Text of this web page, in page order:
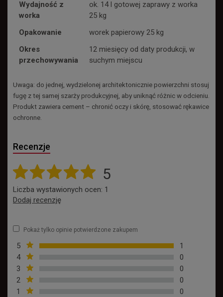
Wydajność z
worka
ok. 14 l gotowej zaprawy z worka
25 kg
Opakowanie
worek papierowy 25 kg
Okres
przechowywania
12 miesięcy od daty produkcji, w
suchym miejscu
Uwaga: do jednej, wydzielonej architektonicznie powierzchni stosuj
fugę z tej samej szarży produkcyjnej, aby uniknąć różnic w odcieniu.
Produkt zawiera cement – chronić oczy i skórę, stosować rękawice
ochronne.
Recenzje
5
Liczba wystawionych ocen: 1
Dodaj recenzję
Pokaż tylko opinie potwierdzone zakupem
5
1
4
0
3
0
2
0
1
0